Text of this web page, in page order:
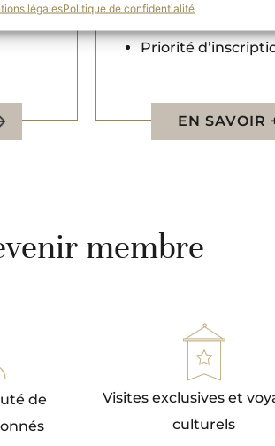
légalesPolitique de confidentialité
EN SAVOIR
Invitations aux
Priorité
membre
de
Visites exclusives et
culturels